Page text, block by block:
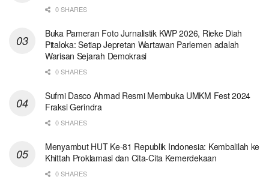
0 SHARES
Buka Pameran Foto Jurnalistik KWP 2026, Rieke Diah
Pitaloka: Setiap Jepretan Wartawan Parlemen adalah
Warisan Sejarah Demokrasi
0 SHARES
Sufmi Dasco Ahmad Resmi Membuka UMKM Fest 2024
Fraksi Gerindra
0 SHARES
Menyambut HUT Ke-81 Republik Indonesia: Kembalilah ke
Khittah Proklamasi dan Cita-Cita Kemerdekaan
0 SHARES